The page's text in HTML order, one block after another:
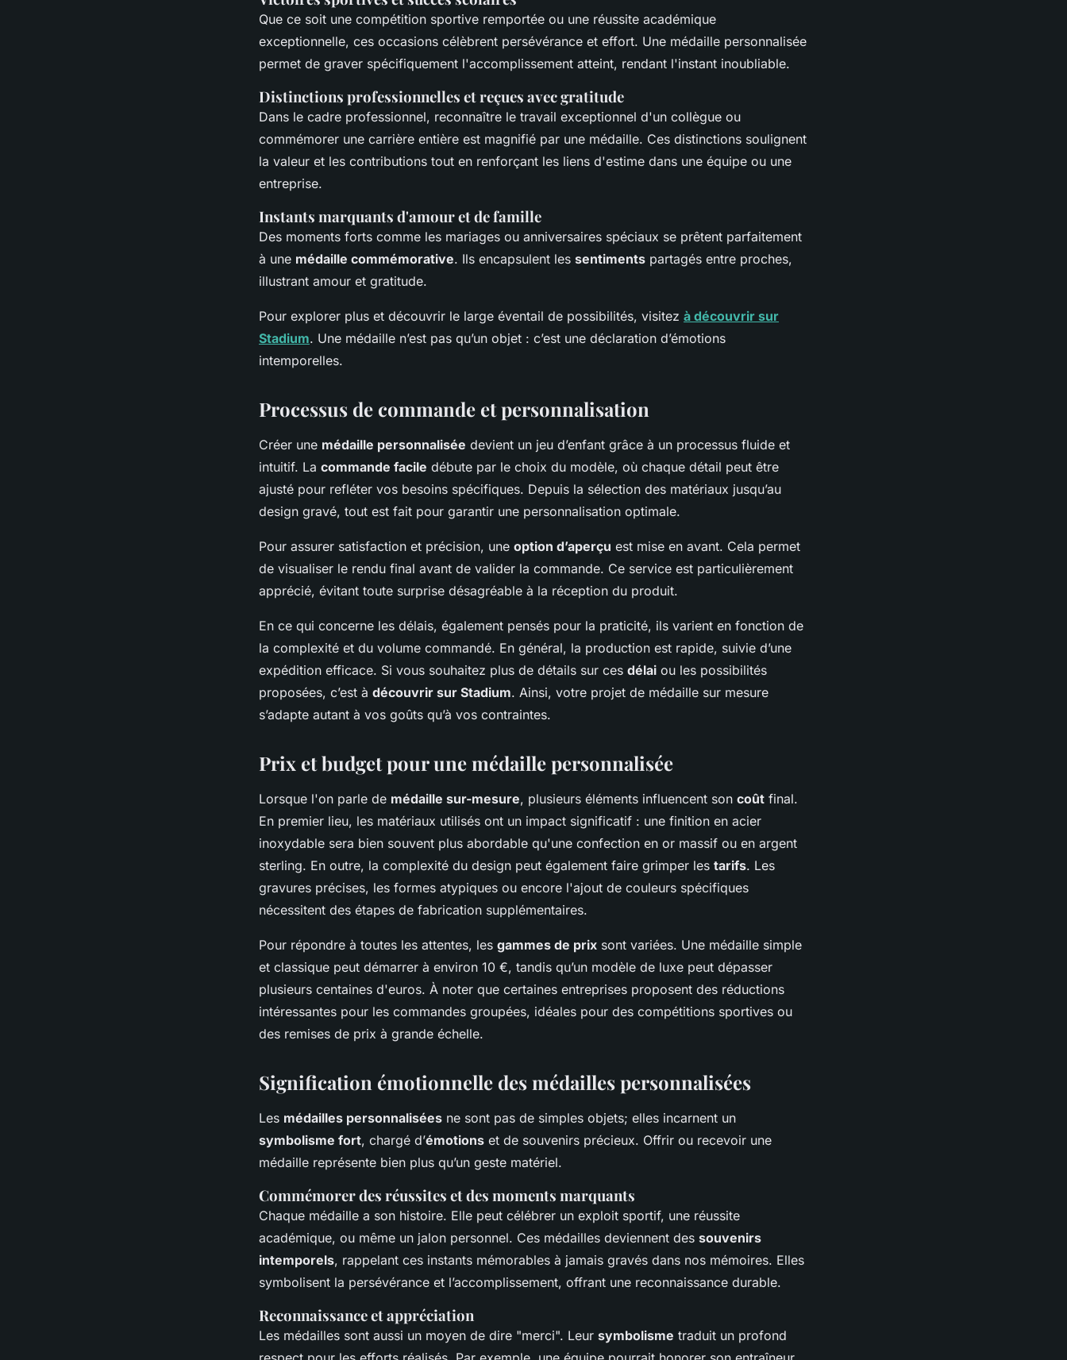
Que ce soit une compétition sportive remportée ou une réussite académique
exceptionnelle, ces occasions célèbrent persévérance et effort. Une médaille personnalisée
permet de graver spécifiquement l'accomplissement atteint, rendant l'instant inoubliable.
Distinctions professionnelles et reçues avec gratitude
Dans le cadre professionnel, reconnaître le travail exceptionnel d'un collègue ou
commémorer une carrière entière est magnifié par une médaille. Ces distinctions soulignent
la valeur et les contributions tout en renforçant les liens d'estime dans une équipe ou une
entreprise.
Instants marquants d'amour et de famille
Des moments forts comme les mariages ou anniversaires spéciaux se prêtent parfaitement
à une médaille commémorative. Ils encapsulent les sentiments partagés entre proches,
illustrant amour et gratitude.
Pour explorer plus et découvrir le large éventail de possibilités, visitez à découvrir sur
Stadium. Une médaille n’est pas qu’un objet : c’est une déclaration d’émotions
intemporelles.
Processus de commande et personnalisation
Créer une médaille personnalisée devient un jeu d’enfant grâce à un processus fluide et
intuitif. La commande facile débute par le choix du modèle, où chaque détail peut être
ajusté pour refléter vos besoins spécifiques. Depuis la sélection des matériaux jusqu’au
design gravé, tout est fait pour garantir une personnalisation optimale.
Pour assurer satisfaction et précision, une option d’aperçu est mise en avant. Cela permet
de visualiser le rendu final avant de valider la commande. Ce service est particulièrement
apprécié, évitant toute surprise désagréable à la réception du produit.
En ce qui concerne les délais, également pensés pour la praticité, ils varient en fonction de
la complexité et du volume commandé. En général, la production est rapide, suivie d’une
expédition efficace. Si vous souhaitez plus de détails sur ces délai ou les possibilités
proposées, c’est à découvrir sur Stadium. Ainsi, votre projet de médaille sur mesure
s’adapte autant à vos goûts qu’à vos contraintes.
Prix et budget pour une médaille personnalisée
Lorsque l'on parle de médaille sur-mesure, plusieurs éléments influencent son coût final.
En premier lieu, les matériaux utilisés ont un impact significatif : une finition en acier
inoxydable sera bien souvent plus abordable qu'une confection en or massif ou en argent
sterling. En outre, la complexité du design peut également faire grimper les tarifs. Les
gravures précises, les formes atypiques ou encore l'ajout de couleurs spécifiques
nécessitent des étapes de fabrication supplémentaires.
Pour répondre à toutes les attentes, les gammes de prix sont variées. Une médaille simple
et classique peut démarrer à environ 10 €, tandis qu’un modèle de luxe peut dépasser
plusieurs centaines d'euros. À noter que certaines entreprises proposent des réductions
intéressantes pour les commandes groupées, idéales pour des compétitions sportives ou
des remises de prix à grande échelle.
Signification émotionnelle des médailles personnalisées
Les médailles personnalisées ne sont pas de simples objets; elles incarnent un
symbolisme fort, chargé d’émotions et de souvenirs précieux. Offrir ou recevoir une
médaille représente bien plus qu’un geste matériel.
Commémorer des réussites et des moments marquants
Chaque médaille a son histoire. Elle peut célébrer un exploit sportif, une réussite
académique, ou même un jalon personnel. Ces médailles deviennent des souvenirs
intemporels, rappelant ces instants mémorables à jamais gravés dans nos mémoires. Elles
symbolisent la persévérance et l’accomplissement, offrant une reconnaissance durable.
Reconnaissance et appréciation
Les médailles sont aussi un moyen de dire "merci". Leur symbolisme traduit un profond